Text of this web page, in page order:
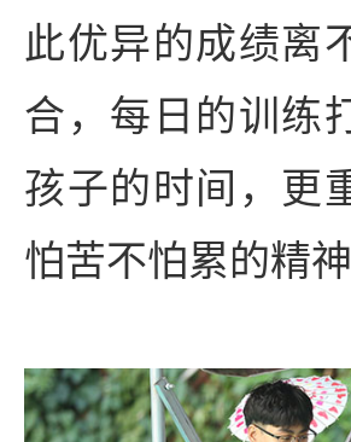
此优异的成绩离
合，每日的训练
孩子的时间，更
怕苦不怕累的精